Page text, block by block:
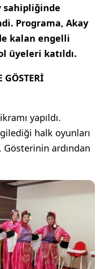
sahipliğinde
Programa, Akay
kalan engelli
üyeleri katıldı.
GÖSTERİ
yapıldı.
halk oyunları
ardından